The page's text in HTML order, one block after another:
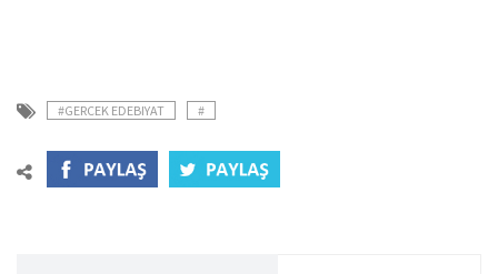
#GERCEK EDEBIYAT #